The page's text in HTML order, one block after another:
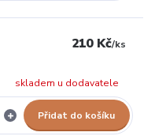
210 Kč/ks
skladem u dodavatele
Přidat do košíku